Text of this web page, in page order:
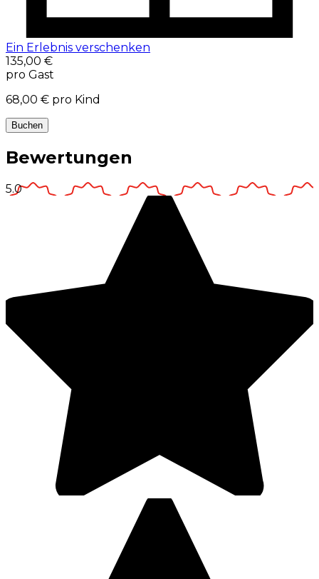
Ein Erlebnis verschenken
135,00 €
pro Gast
68,00 € pro Kind
Buchen
Bewertungen
5.0